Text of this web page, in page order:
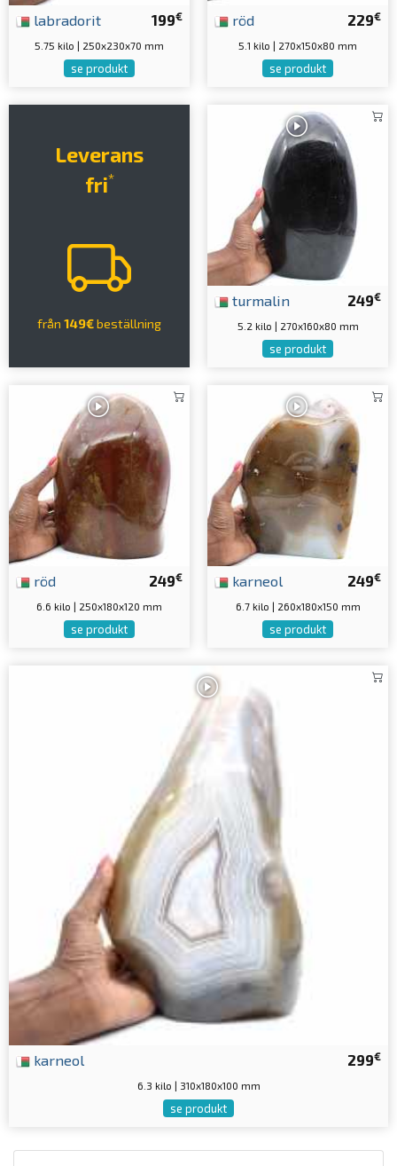
199€
labradorit
5.75 kilo | 250x230x70 mm
se produkt
229€
röd
5.1 kilo | 270x150x80 mm
se produkt
Leverans
fri*
från 149€beställning
249€
turmalin
5.2 kilo | 270x160x80 mm
se produkt
249€
röd
6.6 kilo | 250x180x120 mm
se produkt
249€
karneol
6.7 kilo | 260x180x150 mm
se produkt
299€
karneol
6.3 kilo | 310x180x100 mm
se produkt